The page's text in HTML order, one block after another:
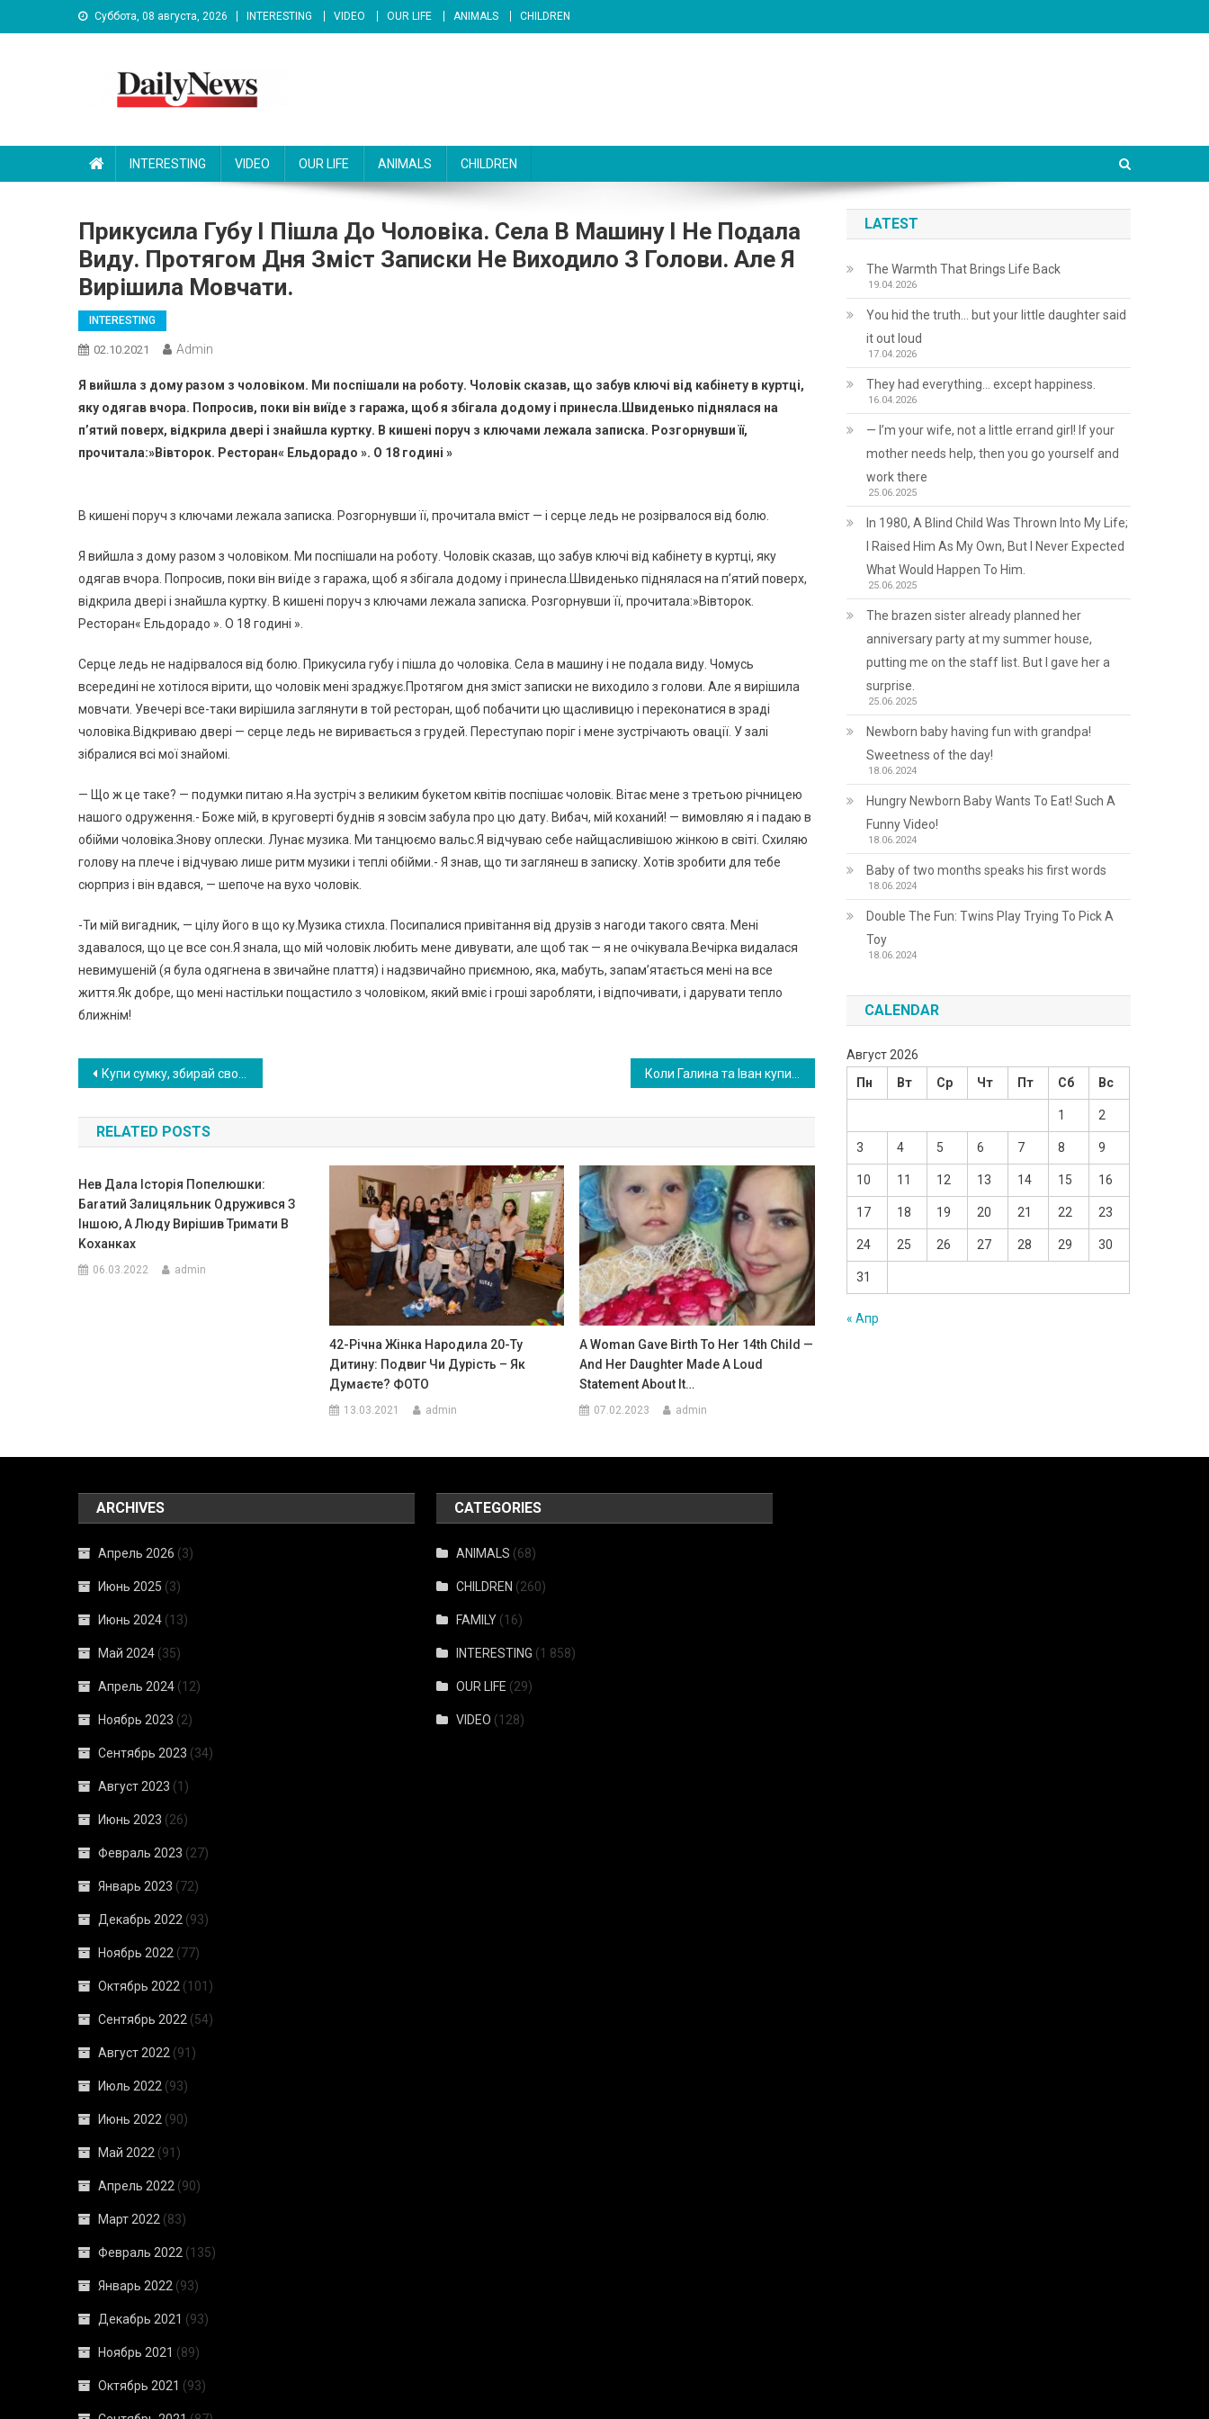
to
Суббота, 08 августа, 2026 INTERESTING VIDEO OUR LIFE ANIMALS CHILDREN
INTERESTING VIDEO OUR LIFE ANIMALS CHILDREN
Прикусила Губу І Пішла До Чоловіка. Села В Машину І Не Подала
Виду. Протягом Дня Зміст Записки Не Виходило З Голови. Але Я
Вирішила Мовчати.
INTERESTING
02.10.2021 Admin
Я вийшла з дому разом з чоловіком. Ми поспішали на роботу. Чоловік сказав, що забув ключі від кабінету в куртці,
яку одягав вчора. Попросив, поки він виїде з гаража, щоб я збігала додому і принесла.Швиденько піднялася на
п’ятий поверх, відкрила двері і знайшла куртку. В кишені поруч з ключами лежала записка. Розгорнувши її,
прочитала:»Вівторок. Ресторан« Ельдорадо ». О 18 годині »
В кишені поруч з ключами лежала записка. Розгорнувши її, прочитала вміст — і серце ледь не розірвалося від болю.
Я вийшла з дому разом з чоловіком. Ми поспішали на роботу. Чоловік сказав, що забув ключі від кабінету в куртці, яку
одягав вчора. Попросив, поки він виїде з гаража, щоб я збігала додому і принесла.Швиденько піднялася на п’ятий поверх,
відкрила двері і знайшла куртку. В кишені поруч з ключами лежала записка. Розгорнувши її, прочитала:»Вівторок.
Ресторан« Ельдорадо ». О 18 годині ».
Серце ледь не надірвалося від болю. Прикусила губу і пішла до чоловіка. Села в машину і не подала виду. Чомусь
всередині не хотілося вірити, що чоловік мені зраджує.Протягом дня зміст записки не виходило з голови. Але я вирішила
мовчати. Увечері все-таки вирішила заглянути в той ресторан, щоб побачити цю щасливицю і переконатися в зраді
чоловіка.Відкриваю двері — серце ледь не виривається з грудей. Переступаю поріг і мене зустрічають овації. У залі
зібралися всі мої знайомі.
— Що ж це таке? — подумки питаю я.На зустріч з великим букетом квітів поспішає чоловік. Вітає мене з третьою річницею
нашого одруження.- Боже мій, в круговерті буднів я зовсім забула про цю дату. Вибач, мій коханий! — вимовляю я і падаю в
обійми чоловіка.Знову оплески. Лунає музика. Ми танцюємо вальс.Я відчуваю себе найщасливішою жінкою в світі. Схиляю
голову на плече і відчуваю лише ритм музики і теплі обійми.- Я знав, що ти заглянеш в записку. Хотів зробити для тебе
сюрприз і він вдався, — шепоче на вухо чоловік.
-Ти мій вигадник, — цілу його в що ку.Музика стихла. Посипалися привітання від друзів з нагоди такого свята. Мені
здавалося, що це все сон.Я знала, що мій чоловік любить мене дивувати, але щоб так — я не очікувала.Вечірка видалася
невимушеній (я була одягнена в звичайне плаття) і надзвичайно приємною, яка, мабуть, запам’ятається мені на все
життя.Як добре, що мені настільки пощастило з чоловіком, який вміє і гроші заробляти, і відпочивати, і дарувати тепло
ближнім!
Навигация
по
записям
Купи сумку, збирай свої речі і їдь до своєї матері ,а я куплю собі квартиру
RELATED POSTS
Нев Дала Історія Попелюшки:
Баrатий Залицяльник Одружився З
Іншою, А Люду Вирішив Тримати В
Kоханках
06.03.2022 admin
42-Річна Жінка Народила 20-Ту
Дитину: Подвиг Чи Дурість – Як
Думаєте? ФОТО
13.03.2021 admin
A Woman Gave Birth To Her 14th Child —
And Her Daughter Made A Loud
Statement About It…
07.02.2023 admin
LATEST
The Warmth That Brings Life Back
19.04.2026
You hid the truth… but your little daughter said
it out loud
17.04.2026
They had everything… except happiness.
16.04.2026
— I’m your wife, not a little errand girl! If your
mother needs help, then you go yourself and
work there
25.06.2025
In 1980, A Blind Child Was Thrown Into My Life;
I Raised Him As My Own, But I Never Expected
What Would Happen To Him.
25.06.2025
The brazen sister already planned her
anniversary party at my summer house,
putting me on the staff list. But I gave her a
surprise.
25.06.2025
Newborn baby having fun with grandpa!
Sweetness of the day!
18.06.2024
Hungry Newborn Baby Wants To Eat! Such A
Funny Video!
18.06.2024
Baby of two months speaks his first words
18.06.2024
Double The Fun: Twins Play Trying To Pick A
Toy
18.06.2024
CALENDAR
Август 2026
Пн
Вт Ср Чт Пт Сб Вс
1 2
3 4 5 6 7 8 9
10 11 12 13 14 15 16
17 18 19 20 21 22 23
24 25 26 27 28 29 30
31
« Апр
ARCHIVES
Апрель 2026 (3)
Июнь 2025 (3)
Июнь 2024 (13)
Май 2024 (35)
Апрель 2024 (12)
Ноябрь 2023 (2)
Сентябрь 2023 (34)
Август 2023 (1)
Июнь 2023 (26)
Февраль 2023 (27)
Январь 2023 (72)
Декабрь 2022 (93)
Ноябрь 2022 (77)
Октябрь 2022 (101)
Сентябрь 2022 (54)
Август 2022 (91)
Июль 2022 (93)
Июнь 2022 (90)
Май 2022 (91)
Апрель 2022 (90)
Март 2022 (83)
Февраль 2022 (135)
Январь 2022 (93)
Декабрь 2021 (93)
Ноябрь 2021 (89)
Октябрь 2021 (93)
CATEGORIES
ANIMALS (68)
CHILDREN (260)
FAMILY (16)
INTERESTING (1 858)
OUR LIFE (29)
VIDEO (128)